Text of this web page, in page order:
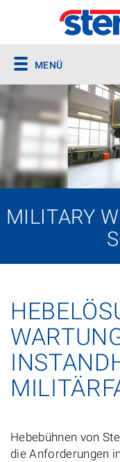
MENÜ
MILITARY
Hebebühnen von
die Anforderungen